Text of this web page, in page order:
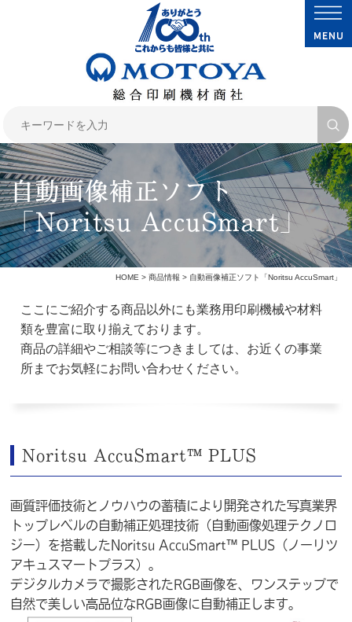
自動画像補正ソフト
「Noritsu AccuSmart」
HOME> 商品情報 > 自動画像補正ソフト「Noritsu AccuSmart」
ここにご紹介する商品以外にも業務用印刷機械や材料
類を豊富に取り揃えております。
商品の詳細やご相談等につきましては、お近くの事業
所までお気軽にお問い合わせください。
Noritsu AccuSmart™ PLUS
画質評価技術とノウハウの蓄積により開発された写真業界
トップレベルの自動補正処理技術（自動画像処理テクノロ
ジー）を搭載したNoritsu AccuSmart™ PLUS（ノーリツ
アキュスマートプラス）。
デジタルカメラで撮影されたRGB画像を、ワンステップで
自然で美しい高品位なRGB画像に自動補正します。